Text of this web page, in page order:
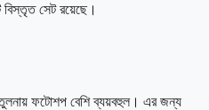
সেট রয়েছে।
ফটোশপ বেশি ব্যয়বহুল। এর জন্য